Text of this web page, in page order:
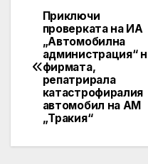
Post
navigation
Приключи
проверката на ИА
„Автомобилна
администрация“
фирмата,
репатрирала
катастрофиралия
автомобил на АМ
„Тракия“